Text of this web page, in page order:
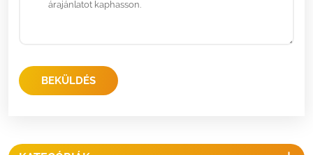
BEKÜLDÉS